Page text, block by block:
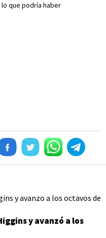
que podría haber
y avanzó a los